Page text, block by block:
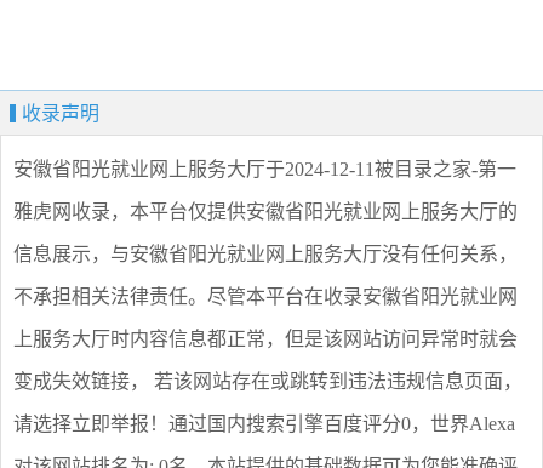
收录声明
安徽省阳光就业网上服务大厅于2024-12-11被目录之家-第一
雅虎网收录，本平台仅提供安徽省阳光就业网上服务大厅的
信息展示，与安徽省阳光就业网上服务大厅没有任何关系，
不承担相关法律责任。尽管本平台在收录安徽省阳光就业网
上服务大厅时内容信息都正常，但是该网站访问异常时就会
变成失效链接， 若该网站存在或跳转到违法违规信息页面，
请选择立即举报 ！通过国内搜索引擎百度评分0，世界Alexa